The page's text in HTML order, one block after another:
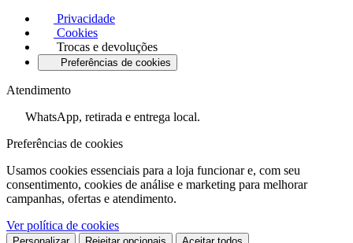
Privacidade
Cookies
Trocas e devoluções
Preferências de cookies
Atendimento
WhatsApp, retirada e entrega local.
Preferências de cookies
Usamos cookies essenciais para a loja funcionar e, com seu
consentimento, cookies de análise e marketing para melhorar
campanhas, ofertas e atendimento.
Ver política de cookies